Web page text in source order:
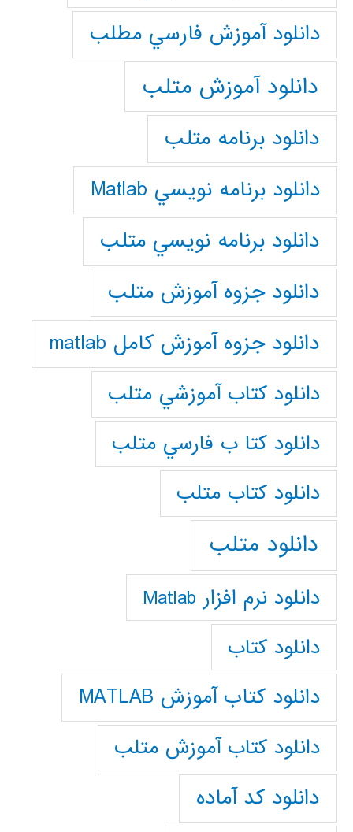
دانلود آموزش فارسي مطلب
دانلود آموزش متلب
دانلود برنامه متلب
دانلود برنامه نويسي Matlab
دانلود برنامه نويسي متلب
دانلود جزوه آموزش متلب
دانلود جزوه آموزش کامل matlab
دانلود كتاب آموزشي متلب
دانلود كتا ب فارسي متلب
دانلود كتاب متلب
دانلود متلب
دانلود نرم افزار Matlab
دانلود کتاب
دانلود کتاب آموزش MATLAB
دانلود کتاب آموزش متلب
دانلود کد آماده